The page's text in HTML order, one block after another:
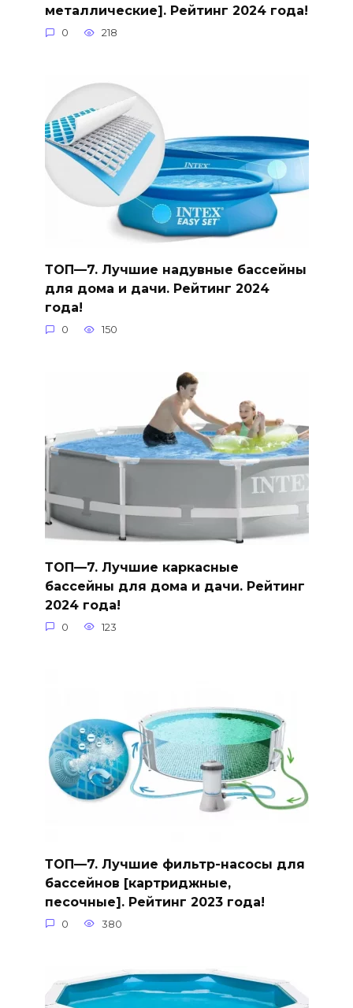
металлические]. Рейтинг 2024 года!
0 218
ТОП—7. Лучшие надувные бассейны
для дома и дачи. Рейтинг 2024
года!
0 150
ТОП—7. Лучшие каркасные
бассейны для дома и дачи. Рейтинг
2024 года!
0 123
ТОП—7. Лучшие фильтр-насосы для
бассейнов [картриджные,
песочные]. Рейтинг 2023 года!
0 380